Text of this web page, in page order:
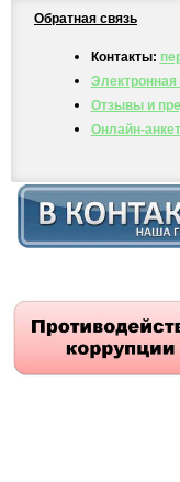
Обратная связь
Контакты:
Отзывы и
Онлайн-